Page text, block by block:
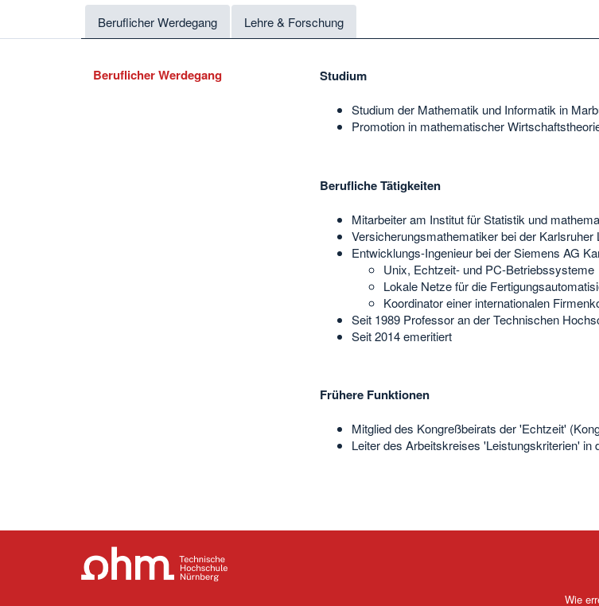
Beruflicher Werdegang Lehre & Forschung
Beruflicher Werdegang Studium
Studium der Mathematik und Informatik in
Promotion in mathematischer
Berufliche Tätigkeiten
Mitarbeiter am Institut für Statistik und
Versicherungsmathematiker bei der Karlsruher
Entwicklungs-Ingenieur bei der Siemens AG
Unix, Echtzeit- und PC-Betriebssysteme
Lokale Netze für die
Koordinator einer internationalen
Seit 1989 Professor an der Technischen
Seit 2014 emeritiert
Frühere Funktionen
Mitglied des Kongreßbeirats der 'Echtzeit'
Leiter des Arbeitskreises 'Leistungskriterien'
Wie